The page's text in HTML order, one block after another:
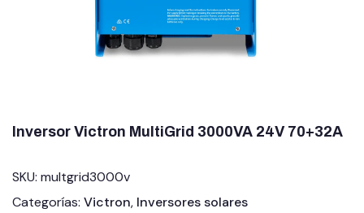
Bombas de agua Solares
Estructuras solares
Estabilizadores
Accesorios solares
Inversor Victron MultiGrid 3000VA 24V 70+32A
SKU: multgrid3000v
Categorías: Victron, Inversores solares